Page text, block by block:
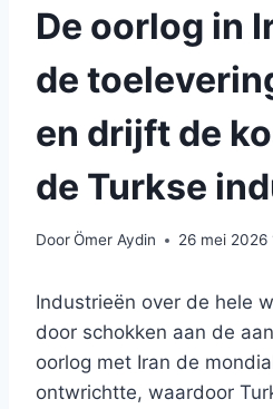
De oorlog in
de
en drijft de
de Turkse
DoorÖmer Aydin 26 mei 2026
Industrieën over de hele
door schokken aan de
oorlog met Iran de
ontwrichtte, waardoor